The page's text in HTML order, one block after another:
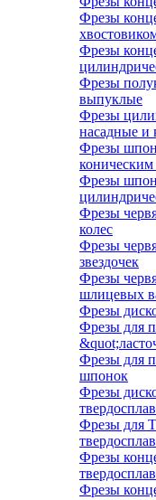
Фрезы
Фрезы
Фрезы
выпуклые
Фрезы
насадные и
Фрезы
Фрезы
Фрезы
колес
Фрезы
звездочек
Фрезы
шлицевых
Фрезы
Фрезы для
Фрезы для
шпонок
Фрезы
Фрезы для
Фрезы
Фрезы